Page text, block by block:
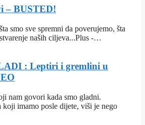
– BUSTED!
smo sve spremni da poverujemo, šta
naših ciljeva...Plus -…
: Leptiri i gremlini u
nam govori kada smo gladni.
imamo posle dijete, viši je nego